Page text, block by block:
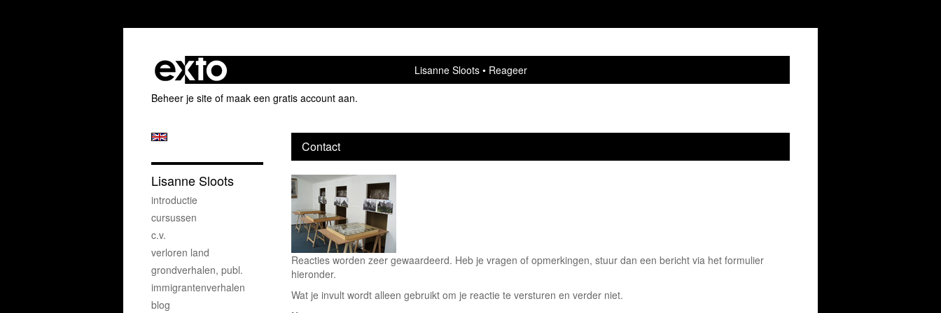
Lisanne Sloots
Reageer
Beheer je site of maak een gratis account aan.
Contact
Reacties worden zeer gewaardeerd. Heb je vragen of opmerkingen, stuur dan een bericht via het formulier
hieronder.
Wat je invult wordt alleen gebruikt om je reactie te versturen en verder niet.
Lisanne Sloots
introductie
cursussen
c.v.
verloren land
grondverhalen, publ.
immigrantenverhalen
blog